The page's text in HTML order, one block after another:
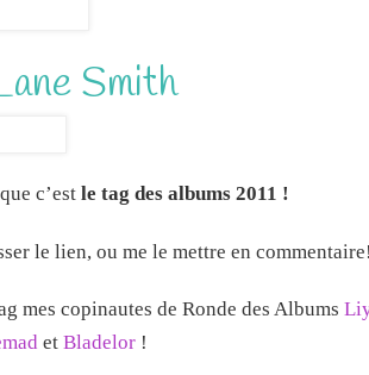
Smith
c’est le tag des albums 2011 !
le lien, ou me le mettre en commentaire!
mes copinautes de Ronde des Albums
et Bladelor!